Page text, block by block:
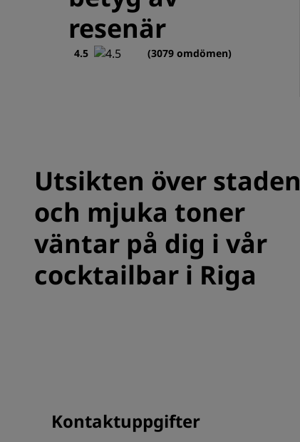
resenär
4.5 (3079 omdömen)
Utsikten över staden
och mjuka toner
väntar på dig i vår
cocktailbar i Riga
Kontaktuppgifter